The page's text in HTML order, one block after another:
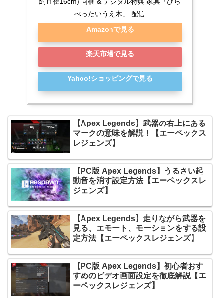
べったいうえ木」 配信
Amazonで見る
楽天市場で見る
Yahoo!ショッピングで見る
【Apex Legends】武器の右上にある
マークの意味を解説！【エーペックス
レジェンズ】
【PC版 Apex Legends】うるさい起
動音を消す設定方法【エーペックスレ
ジェンズ】
【Apex Legends】走りながら武器を
見る、エモート、モーションをする設
定方法【エーペックスレジェンズ】
【PC版 Apex Legends】初心者おす
すめのビデオ画面設定を徹底解説【エ
ーペックスレジェンズ】